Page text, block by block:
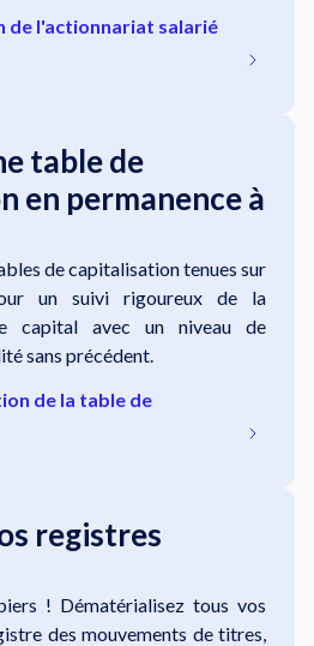
de l'actionnariat salarié
table de
en permanence à
de capitalisation tenues sur
un suivi rigoureux de la
capital avec un niveau de
sans précédent.
de la table de
registres
! Dématérialisez tous vos
des mouvements de titres,